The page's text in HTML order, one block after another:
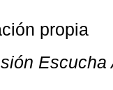
propia
Escucha